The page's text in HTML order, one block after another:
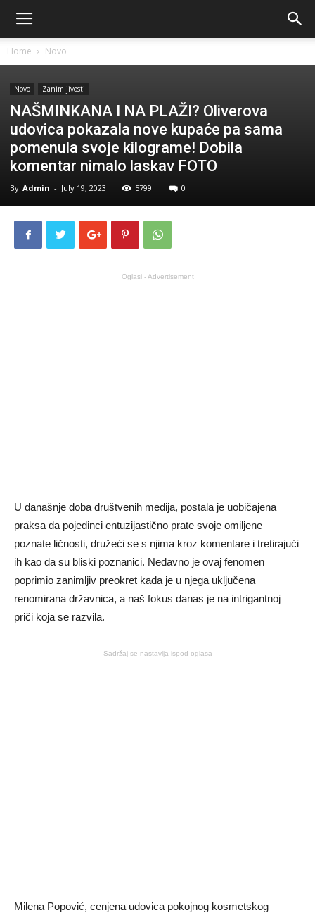
Home Novo
Novo Zanimljivosti
NAŠMINKANA I NA PLAŽI? Oliverova
udovica pokazala nove kupaće pa sama
pomenula svoje kilograme! Dobila
komentar nimalo laskav FOTO
By Admin - July 19, 2023 5799 0
Oglasi - Advertisement
U današnje doba društvenih medija, postala je uobičajena
praksa da pojedinci entuzijastično prate svoje omiljene
poznate ličnosti, družeći se s njima kroz komentare i tretirajući
ih kao da su bliski poznanici. Nedavno je ovaj fenomen
poprimio zanimljiv preokret kada je u njega uključena
renomirana državnica, a naš fokus danas je na intrigantnoj
priči koja se razvila.
Sadržaj se nastavlja ispod oglasa
Milena Popović, cenjena udovica pokojnog kosmetskog